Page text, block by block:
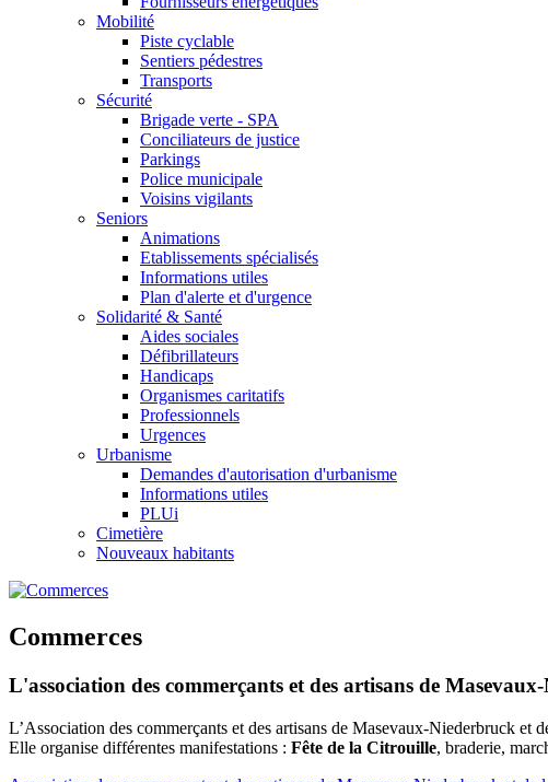
Mobilité
Piste cyclable
Sentiers pédestres
Transports
Sécurité
Brigade verte - SPA
Conciliateurs de justice
Parkings
Police municipale
Voisins vigilants
Seniors
Animations
Etablissements spécialisés
Informations utiles
Plan d'alerte et d'urgence
Solidarité & Santé
Aides sociales
Défibrillateurs
Handicaps
Organismes caritatifs
Professionnels
Urgences
Urbanisme
Demandes d'autorisation d'urbanisme
Informations utiles
PLUi
Cimetière
Nouveaux habitants
Commerces
L'association des commerçants et des artisans de
L’Association des commerçants et des artisans de Masevaux-Niederbruck
Elle organise différentes manifestations : Fête de la Citrouille, braderie,